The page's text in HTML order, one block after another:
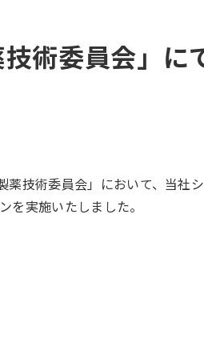
技術委員会」
技術委員会」において、当社
を実施いたしました。